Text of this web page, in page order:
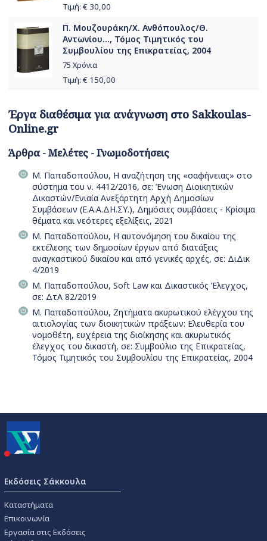
Τιμή: € 30,00
Π. Μουζουράκη/Χ. Ανθόπουλος/Θ.
Αντωνίου..., Τόμος Τιμητικός του
Συμβουλίου της Επικρατείας, 2004
75 Χρόνια
Τιμή: € 150,00
Έργα διαθέσιμα για ανάγνωση στο Sakkoulas-
Online.gr
Άρθρα - Μελέτες - Γνωμοδοτήσεις
Μ. Παπαδοπούλου, Η αναζήτηση της «σαφήνειας» στο
σύστημα του ν. 4412/2016, σε: Ένωση Διοικητικών
Δικαστών/Ενιαία Ανεξάρτητη Αρχή Δημοσίων
Συμβάσεων (Ε.Α.Α.ΔΗ.ΣΥ.), Δημόσιες συμβάσεις - Κρίσιμα
θέματα και νεότερες εξελίξεις, 2021
Μ. Παπαδοπούλου, Η αυτονόμηση του δικαίου της
εκτέλεσης των δημοσίων έργων από διατάξεις
αναγκαστικού δικαίου και από γενικές αρχές, σε: ΔιΔικ
4/2019
Μ. Παπαδοπούλου, Soft Law και Δικαστικός Έλεγχος,
σε: ΔτΑ 82/2019
Μ. Παπαδοπούλου, Ζητήματα ακυρωτικού ελέγχου της
αιτιολογίας των διοικητικών πράξεων: Ελευθερία του
νομοθέτη, ευχέρεια της διοίκησης και ακυρωτικός
έλεγχος του δικαστή, σε: Συμβούλιο της Επικρατείας,
Τόμος Τιμητικός του Συμβουλίου της Επικρατείας, 2004
Εκδόσεις Σάκκουλα
Καταστήματα
Επικοινωνία
Εργασία στις Εκδόσεις